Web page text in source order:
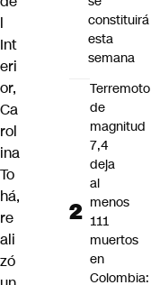
l
Int
eri
or,
Ca
rol
ina
To
há,
re
ali
zó
constituirá
esta
semana
Terremoto
de
magnitud
7,4
deja
al
menos
111
muertos
en
Colombia: